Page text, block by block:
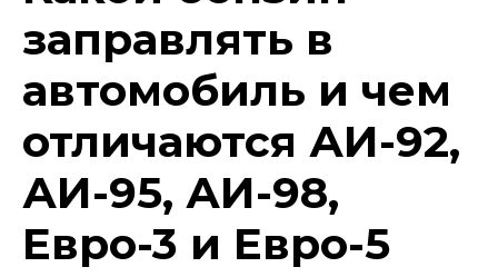
заправлять в
автомобиль и чем
отличаются АИ-92,
АИ-95, АИ-98,
Евро-3 и Евро-5